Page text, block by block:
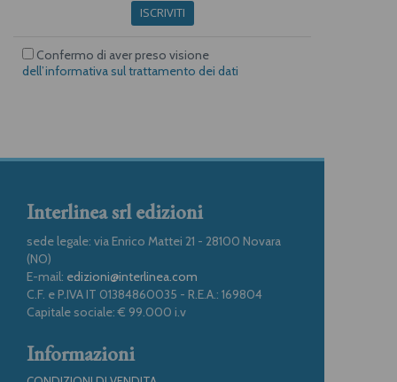
ISCRIVITI
Confermo di aver preso visione
dell’informativa sul trattamento dei dati
Interlinea srl edizioni
sede legale: via Enrico Mattei 21 - 28100 Novara
(NO)
E-mail: edizioni@interlinea.com
C.F. e P.IVA IT 01384860035 - R.E.A.: 169804
Capitale sociale: € 99.000 i.v
Informazioni